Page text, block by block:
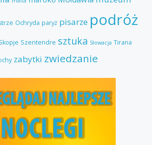
Ochryda paryż pisarze podróż
Szentendre sztuka Słowacja Tirana
zabytki zwiedzanie